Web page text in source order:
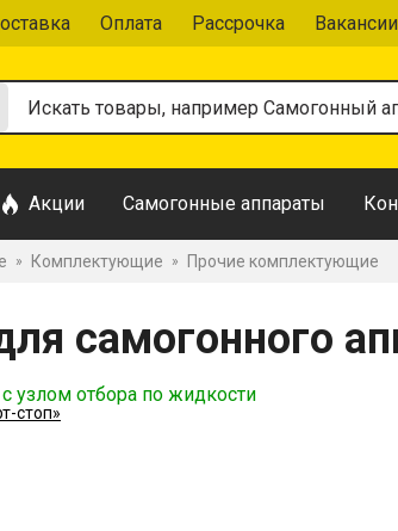
Оплата Рассрочка Вакансии
Акции Самогонные аппараты
» Комплектующие » Прочие комплектующие
самогонного
узлом отбора по жидкости